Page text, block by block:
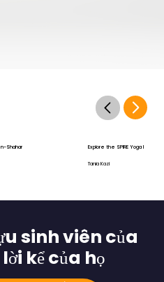
sinh viên của
kể của họ
Shahar Explore the SPIRE Yoga Program
Tania Kazi